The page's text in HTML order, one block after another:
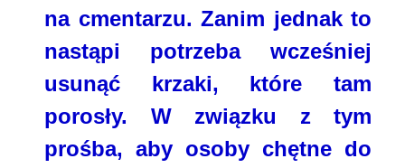
na cmentarzu. Zanim jednak to
nastąpi potrzeba wcześniej
usunąć krzaki, które tam
porosły. W związku z tym
prośba, aby osoby chętne do